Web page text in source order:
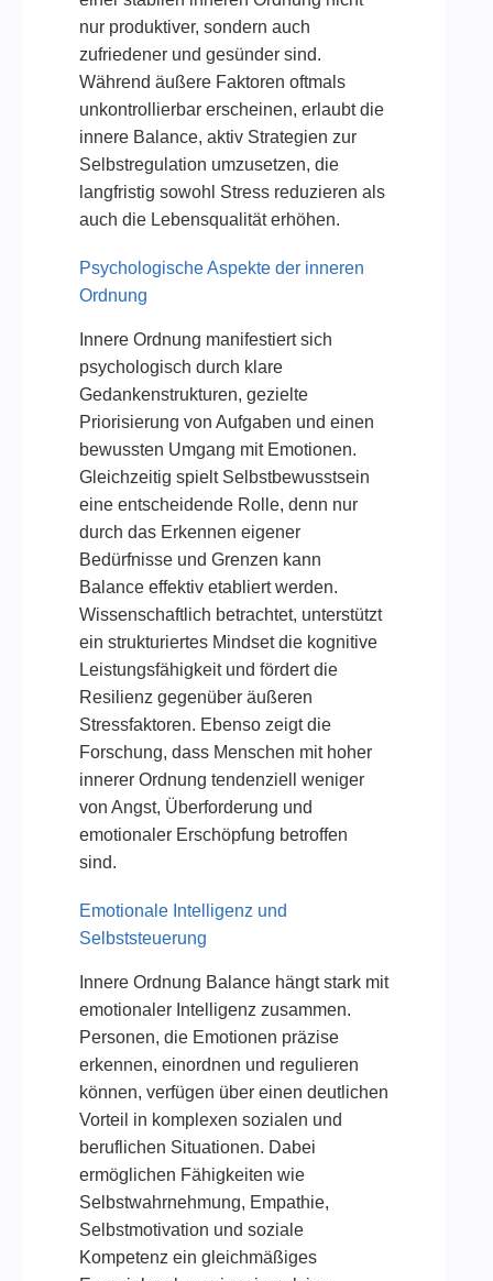
nur produktiver, sondern auch
zufriedener und gesünder sind.
Während äußere Faktoren oftmals
unkontrollierbar erscheinen, erlaubt die
innere Balance, aktiv Strategien zur
Selbstregulation umzusetzen, die
langfristig sowohl Stress reduzieren als
auch die Lebensqualität erhöhen.
Psychologische Aspekte der inneren
Ordnung
Innere Ordnung manifestiert sich
psychologisch durch klare
Gedankenstrukturen, gezielte
Priorisierung von Aufgaben und einen
bewussten Umgang mit Emotionen.
Gleichzeitig spielt Selbstbewusstsein
eine entscheidende Rolle, denn nur
durch das Erkennen eigener
Bedürfnisse und Grenzen kann
Balance effektiv etabliert werden.
Wissenschaftlich betrachtet, unterstützt
ein strukturiertes Mindset die kognitive
Leistungsfähigkeit und fördert die
Resilienz gegenüber äußeren
Stressfaktoren. Ebenso zeigt die
Forschung, dass Menschen mit hoher
innerer Ordnung tendenziell weniger
von Angst, Überforderung und
emotionaler Erschöpfung betroffen
sind.
Emotionale Intelligenz und
Selbststeuerung
Innere Ordnung Balance hängt stark mit
emotionaler Intelligenz zusammen.
Personen, die Emotionen präzise
erkennen, einordnen und regulieren
können, verfügen über einen deutlichen
Vorteil in komplexen sozialen und
beruflichen Situationen. Dabei
ermöglichen Fähigkeiten wie
Selbstwahrnehmung, Empathie,
Selbstmotivation und soziale
Kompetenz ein gleichmäßiges